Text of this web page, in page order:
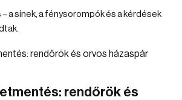
– a sínek, a fénysorompók és a kérdések
rendőrök és